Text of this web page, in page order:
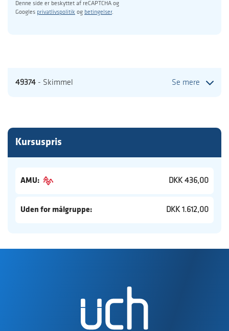
Denne side er beskyttet af reCAPTCHA og
Googles privatlivspolitik og betingelser.
49374 - Skimmel Se mere
Kursuspris
AMU: DKK 436,00
Uden for målgruppe: DKK 1.612,00